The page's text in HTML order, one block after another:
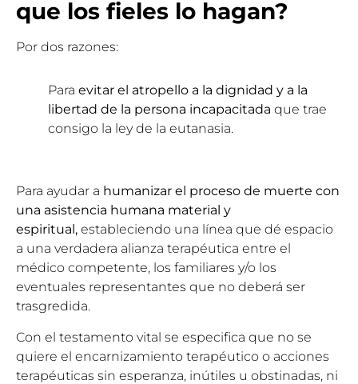
que los fieles lo hagan?
Por dos razones:
Para evitar el atropello a la dignidad y a la
libertad de la persona incapacitada que trae
consigo la ley de la eutanasia.
Para ayudar a humanizar el proceso de muerte con
una asistencia humana material y
espiritual, estableciendo una línea que dé espacio
a una verdadera alianza terapéutica entre el
médico competente, los familiares y/o los
eventuales representantes que no deberá ser
trasgredida.
Con el testamento vital se especifica que no se
quiere el encarnizamiento terapéutico o acciones
terapéuticas sin esperanza, inútiles u obstinadas, ni